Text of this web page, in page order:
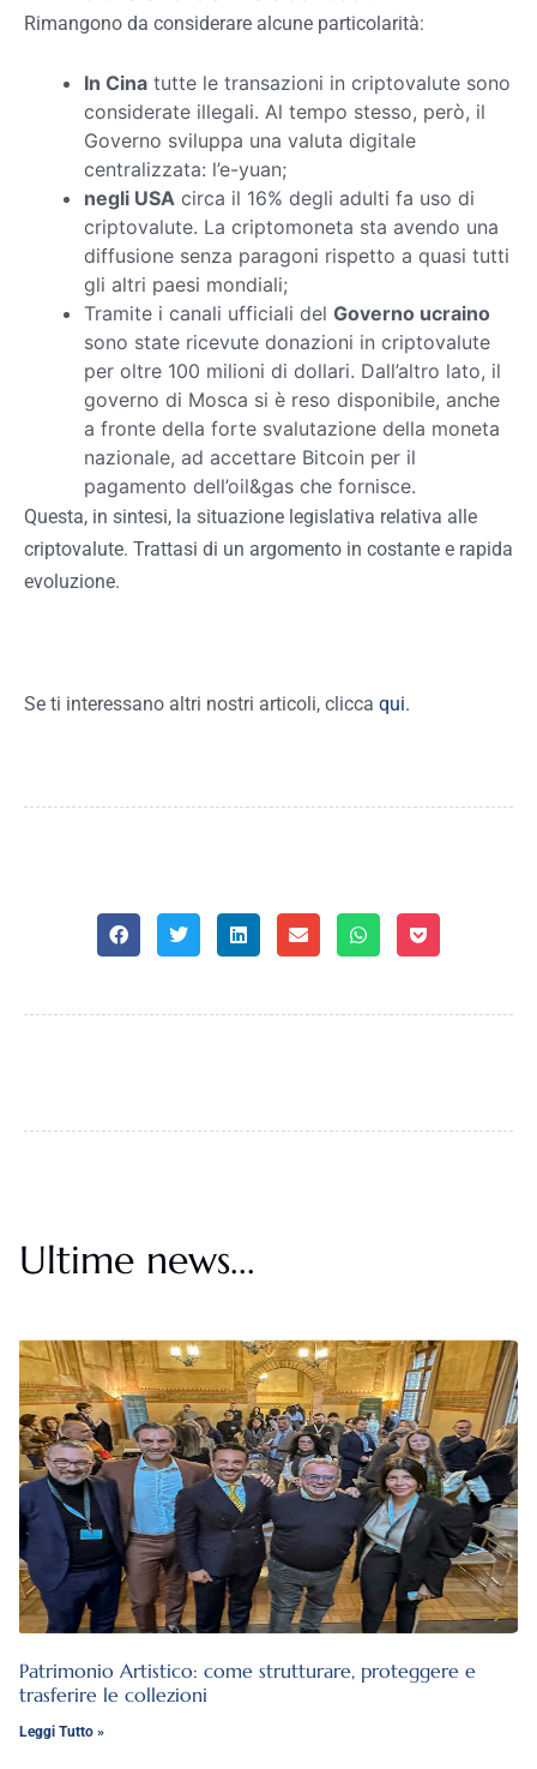
Rimangono da considerare alcune particolarità:
In Cina tutte le transazioni in criptovalute sono
considerate illegali. Al tempo stesso, però, il
Governo sviluppa una valuta digitale
centralizzata: l’e-yuan;
negli USA circa il 16% degli adulti fa uso di
criptovalute. La criptomoneta sta avendo una
diffusione senza paragoni rispetto a quasi tutti
gli altri paesi mondiali;
Tramite i canali ufficiali del Governo ucraino
sono state ricevute donazioni in criptovalute
per oltre 100 milioni di dollari. Dall’altro lato, il
governo di Mosca si è reso disponibile, anche
a fronte della forte svalutazione della moneta
nazionale, ad accettare Bitcoin per il
pagamento dell’oil&gas che fornisce.
Questa, in sintesi, la situazione legislativa relativa alle
criptovalute. Trattasi di un argomento in costante e rapida
evoluzione.
Se ti interessano altri nostri articoli, clicca qui.
Ultime news...
Patrimonio Artistico: come strutturare, proteggere e
trasferire le collezioni
Leggi Tutto »